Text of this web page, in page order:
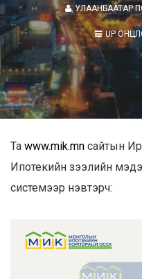
УЛААНБААТАР
UP
Та www.mik.mn сайтын
Ипотекийн зээлийн
системээр нэвтэрч: